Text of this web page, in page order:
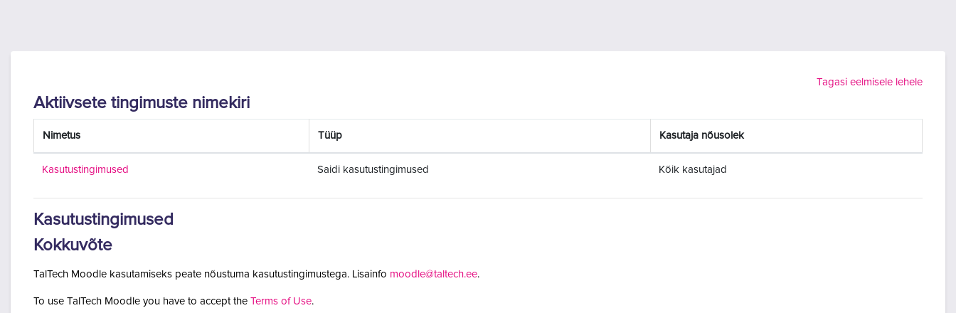
Tagasi eelmisele lehele
Aktiivsete tingimuste nimekiri
Nimetus Tüüp Kasutaja nõusolek
Kasutustingimused Saidi kasutustingimused Kõik kasutajad
Kasutustingimused
Kokkuvõte
TalTech Moodle kasutamiseks peate nõustuma kasutustingimustega. Lisainfo moodle@taltech.ee.
To use TalTech Moodle you have to accept the Terms of Use.